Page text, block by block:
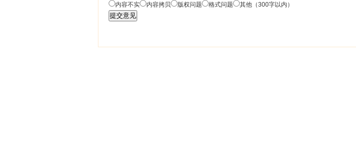
内容不实
内容拷贝 版权问题 格式问题 其他（300字以内）